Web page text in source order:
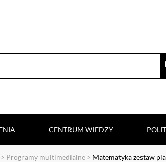
CENTRUM WIEDZY
> Programy multimedialne > Matematyka zestaw